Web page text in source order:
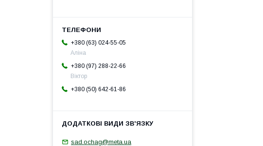
+380 (63) 024-55-05
Аліна
+380 (97) 288-22-66
Віктор
+380 (50) 642-61-86
sad.ochag@meta.ua